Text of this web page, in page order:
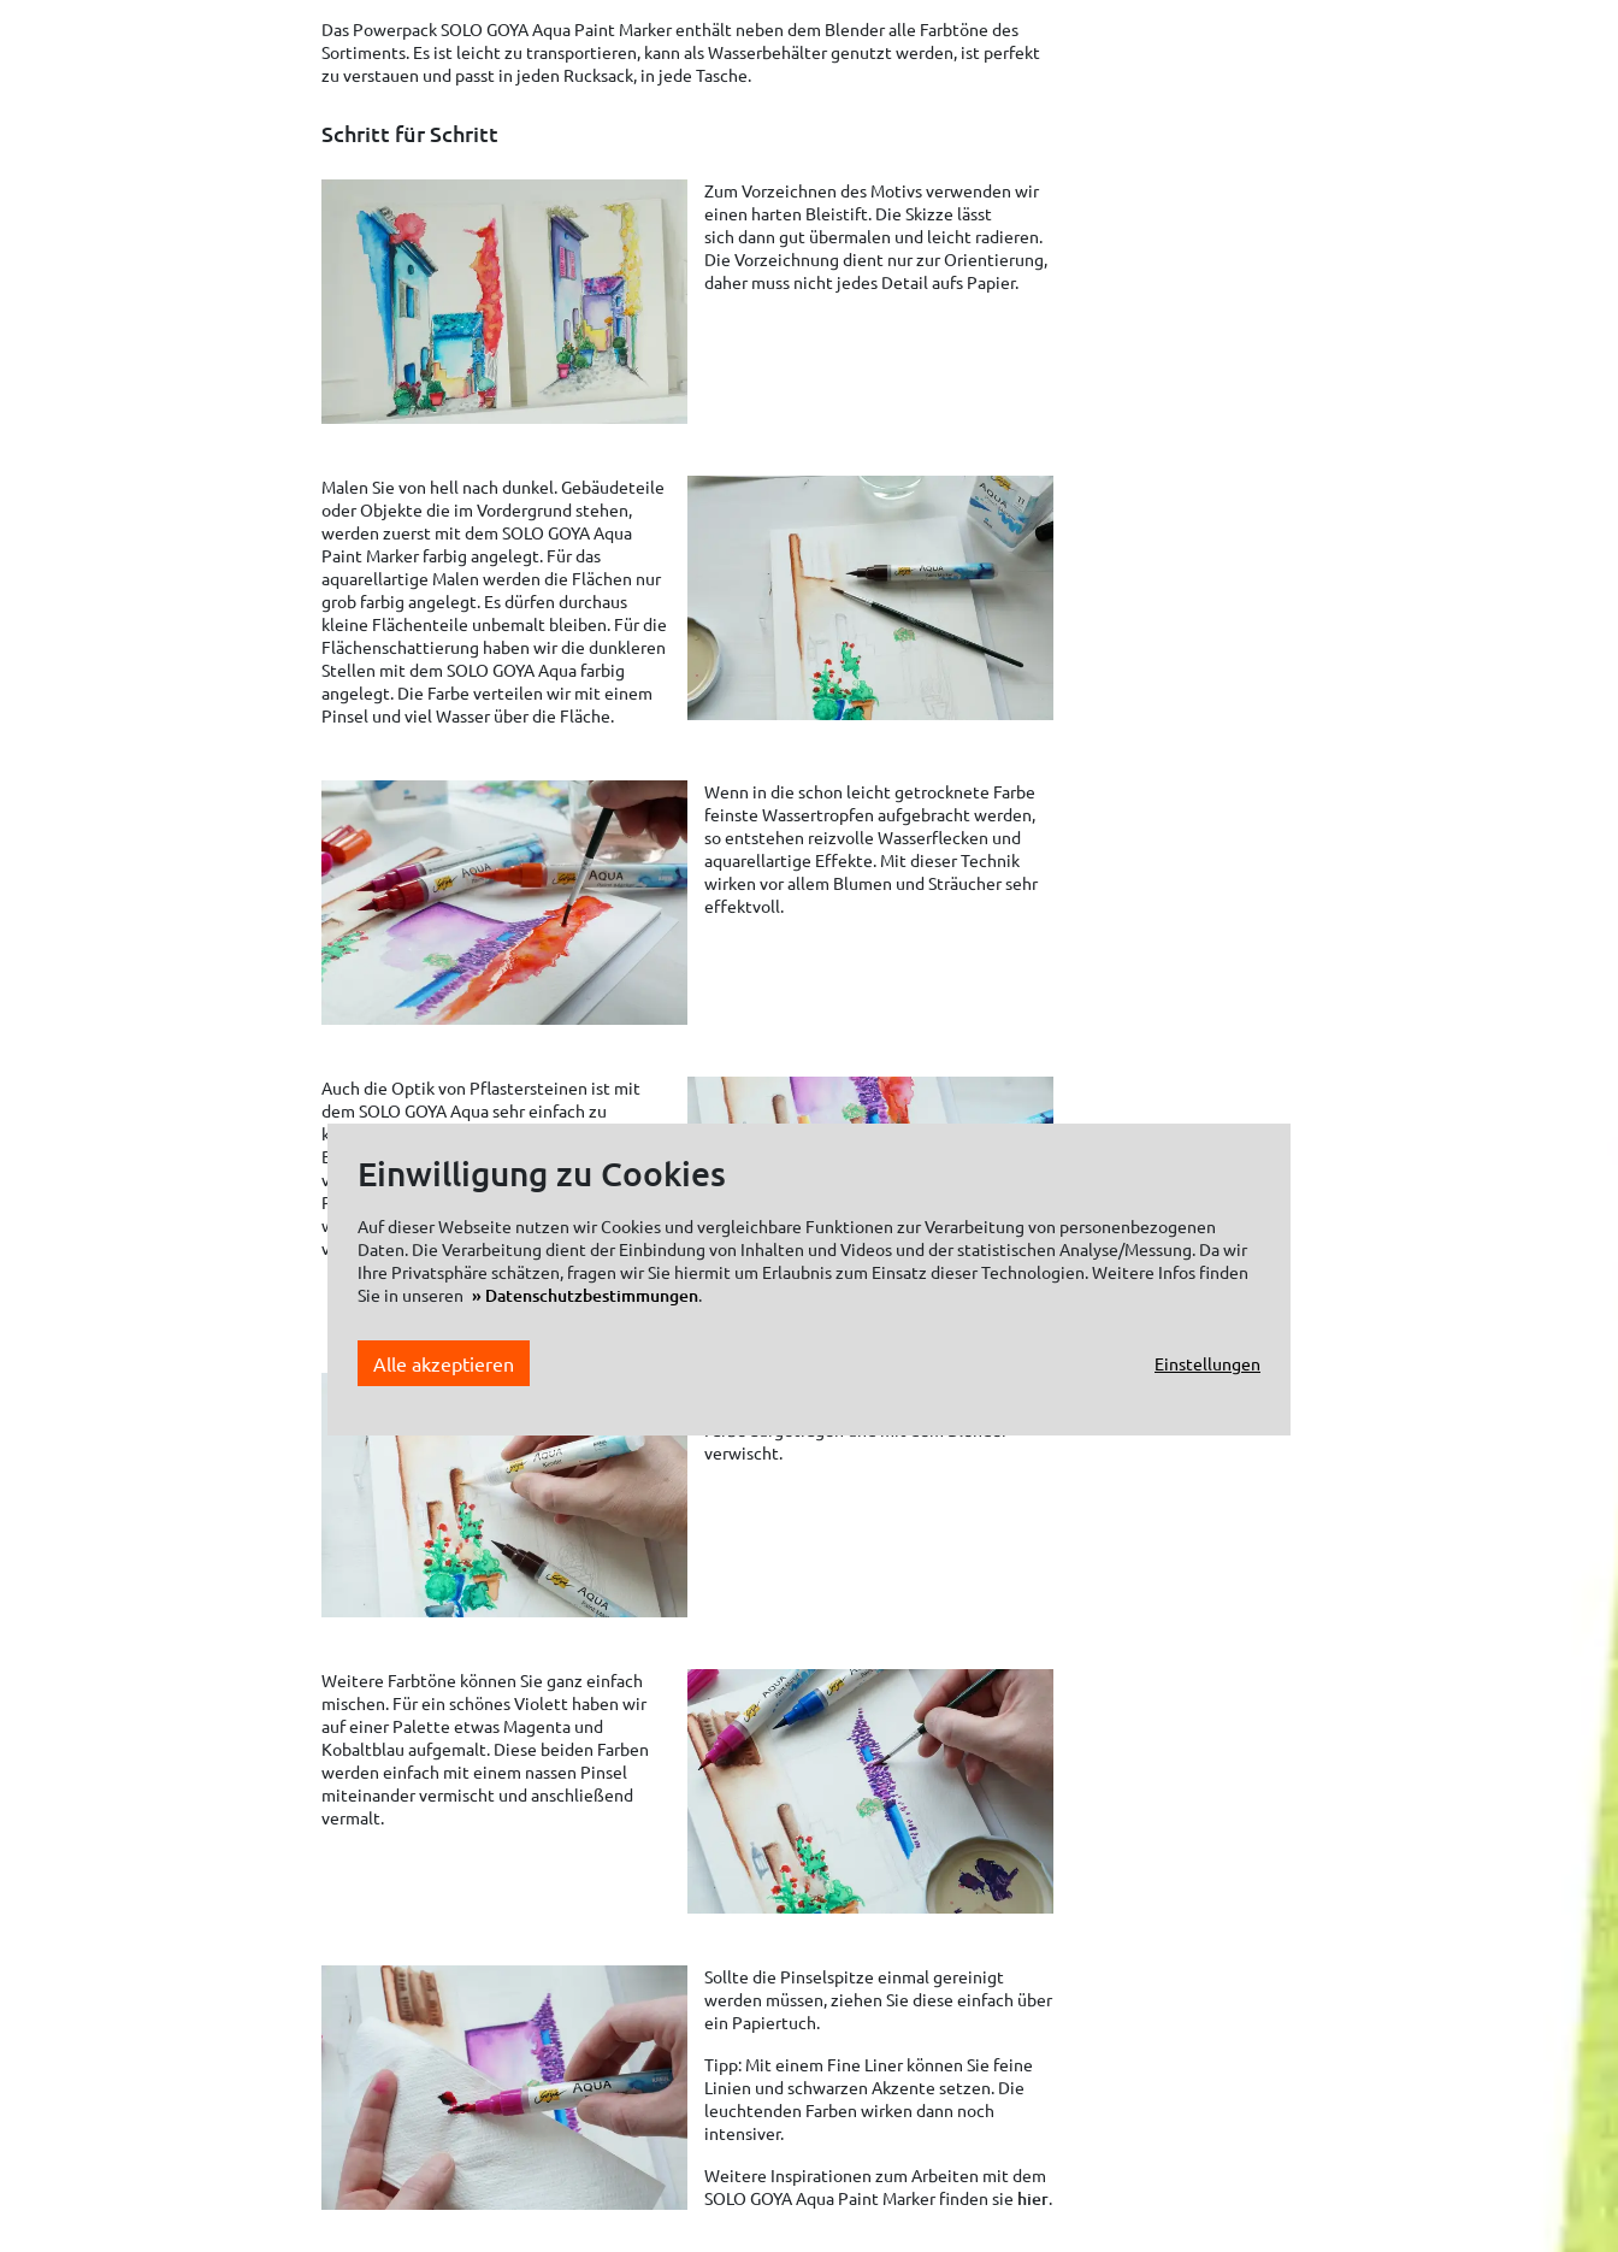
Das Powerpack SOLO GOYA Aqua Paint Marker enthält neben dem Blender alle Farbtöne des
Sortiments. Es ist leicht zu transportieren, kann als Wasserbehälter genutzt werden, ist perfekt
zu verstauen und passt in jeden Rucksack, in jede Tasche.
Schritt für Schritt
Zum Vorzeichnen des Motivs verwenden wir
einen harten Bleistift. Die Skizze lässt
sich dann gut übermalen und leicht radieren.
Die Vorzeichnung dient nur zur Orientierung,
daher muss nicht jedes Detail aufs Papier.
Malen Sie von hell nach dunkel. Gebäudeteile
oder Objekte die im Vordergrund stehen,
werden zuerst mit dem SOLO GOYA Aqua
Paint Marker farbig angelegt. Für das
aquarellartige Malen werden die Flächen nur
grob farbig angelegt. Es dürfen durchaus
kleine Flächenteile unbemalt bleiben. Für die
Flächenschattierung haben wir die dunkleren
Stellen mit dem SOLO GOYA Aqua farbig
angelegt. Die Farbe verteilen wir mit einem
Pinsel und viel Wasser über die Fläche.
Wenn in die schon leicht getrocknete Farbe
feinste Wassertropfen aufgebracht werden,
so entstehen reizvolle Wasserflecken und
aquarellartige Effekte. Mit dieser Technik
wirken vor allem Blumen und Sträucher sehr
effektvoll.
Auch die Optik von Pflastersteinen ist mit
dem SOLO GOYA Aqua sehr einfach zu
kreieren. Hierfür haben wir im dunkleren
Bereich und der restlichen Fläche des Weges
vereinzelt Steine aufgemalt. Mit dem nassen
Pinsel und mit sich wiederholenden, kurzen
waagerechten Bewegungen wird die
vorgezeichnete Fläche perfektioniert.
verwischt.
Weitere Farbtöne können Sie ganz einfach
mischen. Für ein schönes Violett haben wir
auf einer Palette etwas Magenta und
Kobaltblau aufgemalt. Diese beiden Farben
werden einfach mit einem nassen Pinsel
miteinander vermischt und anschließend
vermalt.
Sollte die Pinselspitze einmal gereinigt
werden müssen, ziehen Sie diese einfach über
ein Papiertuch.
Tipp: Mit einem Fine Liner können Sie feine
Linien und schwarzen Akzente setzen. Die
leuchtenden Farben wirken dann noch
intensiver.
Weitere Inspirationen zum Arbeiten mit dem
SOLO GOYA Aqua Paint Marker finden sie hier.
Einwilligung zu Cookies
Auf dieser Webseite nutzen wir Cookies und vergleichbare Funktionen zur Verarbeitung von personenbezogenen
Daten. Die Verarbeitung dient der Einbindung von Inhalten und Videos und der statistischen Analyse/Messung. Da wir
Ihre Privatsphäre schätzen, fragen wir Sie hiermit um Erlaubnis zum Einsatz dieser Technologien. Weitere Infos finden
Sie in unseren
Datenschutzbestimmungen.
Alle akzeptieren Einstellungen